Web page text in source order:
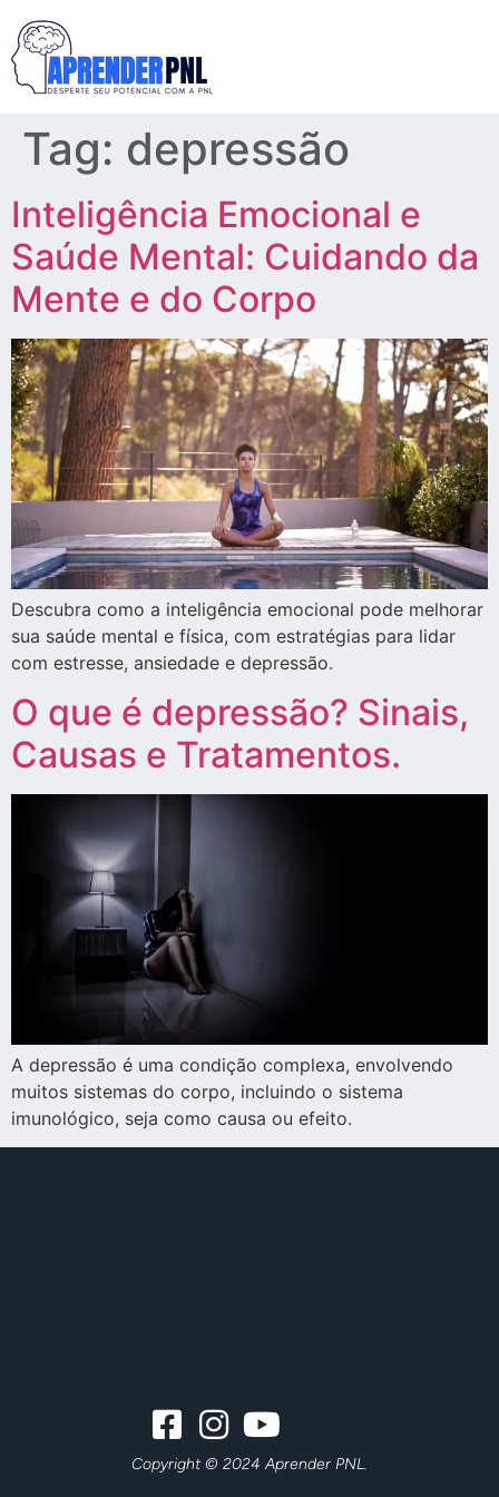
Tag: depressão
Inteligência Emocional e
Saúde Mental: Cuidando da
Mente e do Corpo
Descubra como a inteligência emocional pode melhorar
sua saúde mental e física, com estratégias para lidar
com estresse, ansiedade e depressão.
O que é depressão? Sinais,
Causas e Tratamentos.
A depressão é uma condição complexa, envolvendo
muitos sistemas do corpo, incluindo o sistema
imunológico, seja como causa ou efeito.
Copyright © 2024 Aprender PNL.